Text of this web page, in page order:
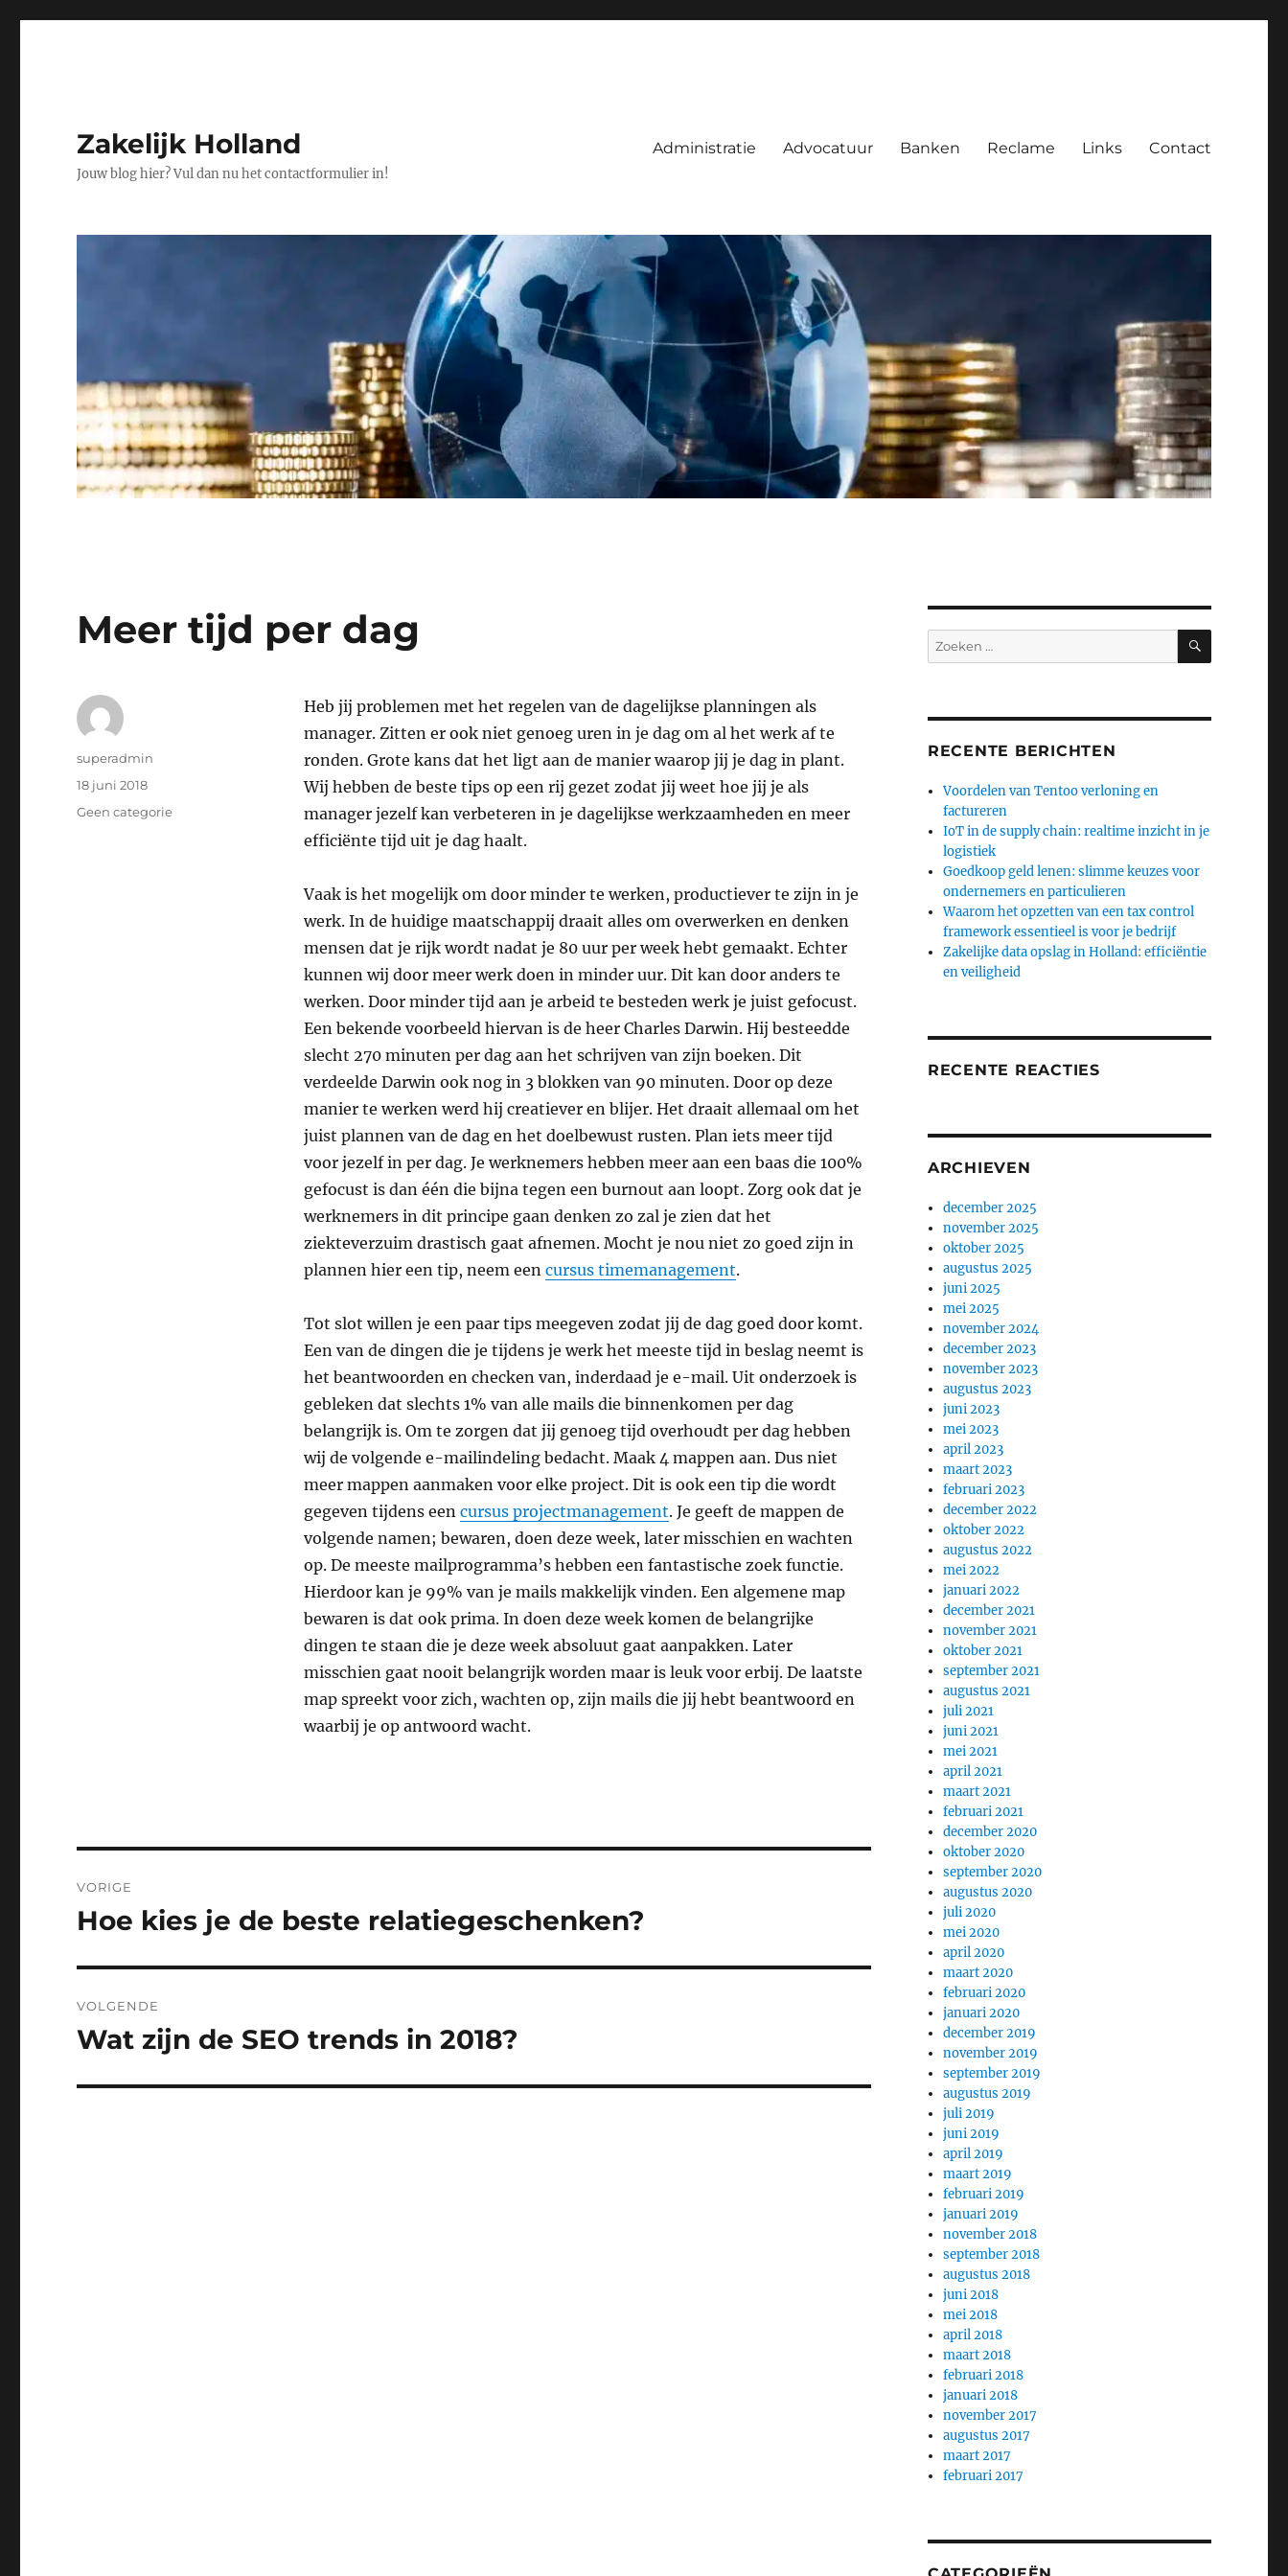
Zakelijk Holland
Jouw blog hier? Vul dan nu het contactformulier in!
Administratie Advocatuur Banken Reclame Links Contact
Meer tijd per dag
Heb jij problemen met het regelen van de dagelijkse planningen als
manager. Zitten er ook niet genoeg uren in je dag om al het werk af te
ronden. Grote kans dat het ligt aan de manier waarop jij je dag in plant.
Wij hebben de beste tips op een rij gezet zodat jij weet hoe jij je als
manager jezelf kan verbeteren in je dagelijkse werkzaamheden en meer
efficiënte tijd uit je dag haalt.
Vaak is het mogelijk om door minder te werken, productiever te zijn in je
werk. In de huidige maatschappij draait alles om overwerken en denken
mensen dat je rijk wordt nadat je 80 uur per week hebt gemaakt. Echter
kunnen wij door meer werk doen in minder uur. Dit kan door anders te
werken. Door minder tijd aan je arbeid te besteden werk je juist gefocust.
Een bekende voorbeeld hiervan is de heer Charles Darwin. Hij besteedde
slecht 270 minuten per dag aan het schrijven van zijn boeken. Dit
verdeelde Darwin ook nog in 3 blokken van 90 minuten. Door op deze
manier te werken werd hij creatiever en blijer. Het draait allemaal om het
juist plannen van de dag en het doelbewust rusten. Plan iets meer tijd
voor jezelf in per dag. Je werknemers hebben meer aan een baas die 100%
gefocust is dan één die bijna tegen een burnout aan loopt. Zorg ook dat je
werknemers in dit principe gaan denken zo zal je zien dat het
ziekteverzuim drastisch gaat afnemen. Mocht je nou niet zo goed zijn in
plannen hier een tip, neem een cursus timemanagement.
Tot slot willen je een paar tips meegeven zodat jij de dag goed door komt.
Een van de dingen die je tijdens je werk het meeste tijd in beslag neemt is
het beantwoorden en checken van, inderdaad je e-mail. Uit onderzoek is
gebleken dat slechts 1% van alle mails die binnenkomen per dag
belangrijk is. Om te zorgen dat jij genoeg tijd overhoudt per dag hebben
wij de volgende e-mailindeling bedacht. Maak 4 mappen aan. Dus niet
meer mappen aanmaken voor elke project. Dit is ook een tip die wordt
gegeven tijdens een cursus projectmanagement. Je geeft de mappen de
volgende namen; bewaren, doen deze week, later misschien en wachten
op. De meeste mailprogramma’s hebben een fantastische zoek functie.
Hierdoor kan je 99% van je mails makkelijk vinden. Een algemene map
bewaren is dat ook prima. In doen deze week komen de belangrijke
dingen te staan die je deze week absoluut gaat aanpakken. Later
misschien gaat nooit belangrijk worden maar is leuk voor erbij. De laatste
map spreekt voor zich, wachten op, zijn mails die jij hebt beantwoord en
waarbij je op antwoord wacht.
Auteur
superadmin
Geplaatst
18 juni 2018
Categorieën
Geen categorie
navigatie
VORIGE
Vorig
Hoe kies je de beste relatiegeschenken?
VOLGENDE
Volgend
Wat zijn de SEO trends in 2018?
Zoeken
naar:
ZOEKEN
RECENTE BERICHTEN
Voordelen van Tentoo verloning en
factureren
IoT in de supply chain: realtime inzicht in je
logistiek
Goedkoop geld lenen: slimme keuzes voor
ondernemers en particulieren
Waarom het opzetten van een tax control
framework essentieel is voor je bedrijf
Zakelijke data opslag in Holland: efficiëntie
en veiligheid
RECENTE REACTIES
ARCHIEVEN
december 2025
november 2025
oktober 2025
augustus 2025
juni 2025
mei 2025
november 2024
december 2023
november 2023
augustus 2023
juni 2023
mei 2023
april 2023
maart 2023
februari 2023
december 2022
oktober 2022
augustus 2022
mei 2022
januari 2022
december 2021
november 2021
oktober 2021
september 2021
augustus 2021
juli 2021
juni 2021
mei 2021
april 2021
maart 2021
februari 2021
december 2020
oktober 2020
september 2020
augustus 2020
juli 2020
mei 2020
april 2020
maart 2020
februari 2020
januari 2020
december 2019
november 2019
september 2019
augustus 2019
juli 2019
juni 2019
april 2019
maart 2019
februari 2019
januari 2019
november 2018
september 2018
augustus 2018
juni 2018
mei 2018
april 2018
maart 2018
februari 2018
januari 2018
november 2017
augustus 2017
maart 2017
februari 2017